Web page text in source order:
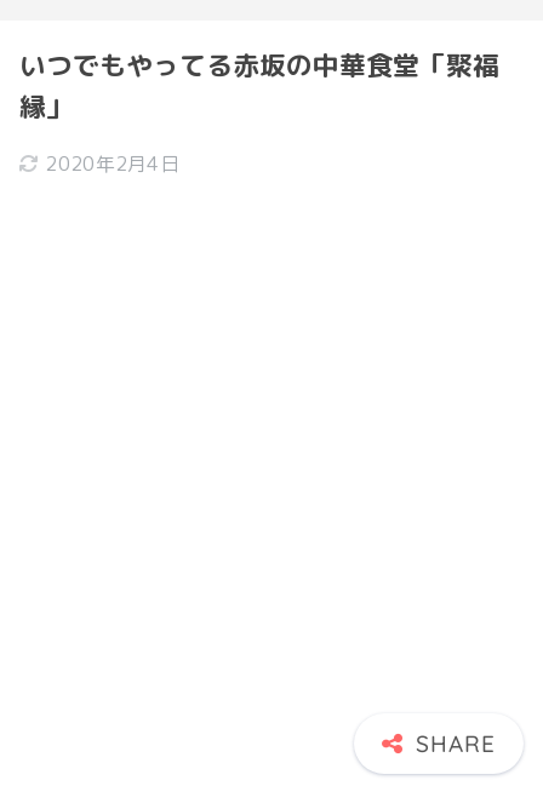
いつでもやってる赤坂の中華食堂「聚福
縁」
2020年2月4日